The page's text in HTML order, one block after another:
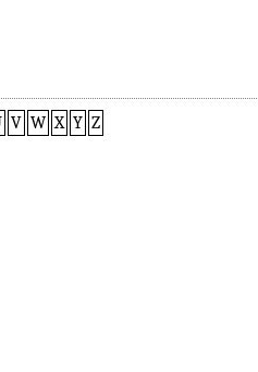
V W X Y Z